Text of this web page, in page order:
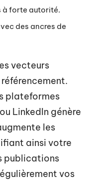
à forte autorité.
des ancres de
vecteurs
plateformes
LinkedIn génère
les
ainsi votre
publications
vos